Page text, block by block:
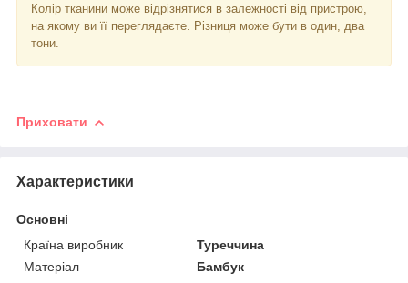
Колір тканини може відрізнятися в залежності від пристрою,
на якому ви її переглядаєте. Різниця може бути в один, два
тони.
Приховати
Характеристики
Основні
Країна виробник
Туреччина
Матеріал
Бамбук